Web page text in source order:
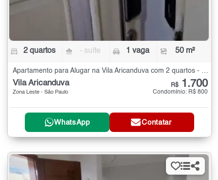
2 quartos - suíte 1 vaga 50 m²
Vila Aricanduva
Zona Leste - São Paulo
R$ 1.700
Condomínio: R$ 800
WhatsApp Contatar